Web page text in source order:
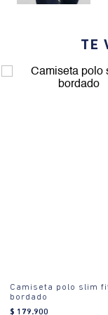
precisas. Bordado
¿Cómo se usa?:
formales.
pantalones de vestir
TE
Camiseta polo slim
bordado
$ 179.900